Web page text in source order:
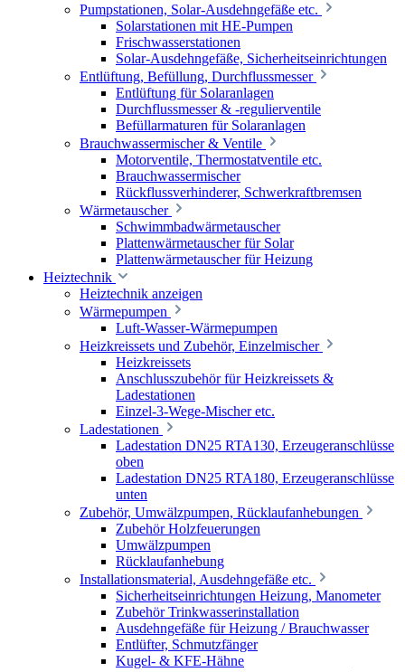
Pumpstationen, Solar-Ausdehngefäße etc.
Solarstationen mit HE-Pumpen
Frischwasserstationen
Solar-Ausdehngefäße, Sicherheitseinrichtungen
Entlüftung, Befüllung, Durchflussmesser
Entlüftung für Solaranlagen
Durchflussmesser & -regulierventile
Befüllarmaturen für Solaranlagen
Brauchwassermischer & Ventile
Motorventile, Thermostatventile etc.
Brauchwassermischer
Rückflussverhinderer, Schwerkraftbremsen
Wärmetauscher
Schwimmbadwärmetauscher
Plattenwärmetauscher für Solar
Plattenwärmetauscher für Heizung
Heiztechnik
Heiztechnik anzeigen
Wärmepumpen
Luft-Wasser-Wärmepumpen
Heizkreissets und Zubehör, Einzelmischer
Heizkreissets
Anschlusszubehör für Heizkreissets &
Ladestationen
Einzel-3-Wege-Mischer etc.
Ladestationen
Ladestation DN25 RTA130, Erzeugeranschlüsse
oben
Ladestation DN25 RTA180, Erzeugeranschlüsse
unten
Zubehör, Umwälzpumpen, Rücklaufanhebungen
Zubehör Holzfeuerungen
Umwälzpumpen
Rücklaufanhebung
Installationsmaterial, Ausdehngefäße etc.
Sicherheitseinrichtungen Heizung, Manometer
Zubehör Trinkwasserinstallation
Ausdehngefäße für Heizung / Brauchwasser
Entlüfter, Schmutzfänger
Kugel- & KFE-Hähne